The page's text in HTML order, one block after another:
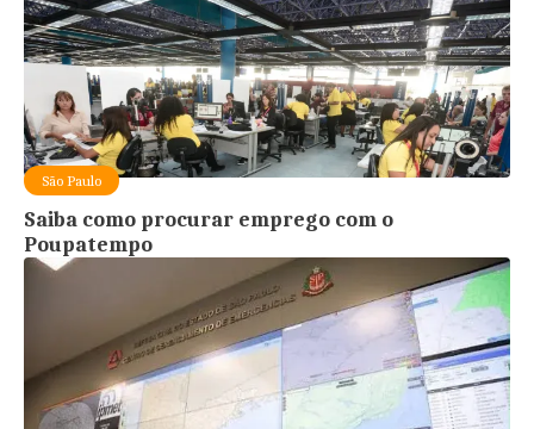
São Paulo
Saiba como procurar emprego com o
Poupatempo